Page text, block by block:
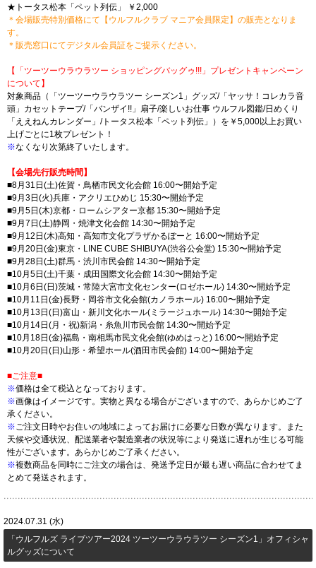
★トータス松本「ペット列伝」 ￥2,000
＊会場販売特別価格にて【ウルフルクラブ マニア会員限定】の販売となりま
す。
＊販売窓口にてデジタル会員証をご提示ください。
【「ツーツーウラウラツー ショッピングバッグゥ!!!」プレゼントキャンペーン
について】
対象商品（「ツーツーウラウラツー シーズン1」グッズ/「ヤッサ！コレカラ音
頭」カセットテープ/「バンザイ!!」扇子/楽しいお仕事 ウルフル図鑑/日めくり
「ええねんカレンダー」/トータス松本「ペット列伝」）を￥5,000以上お買い
上げごとに1枚プレゼント！
※なくなり次第終了いたします。
【会場先行販売時間】
■8月31日(土)佐賀・鳥栖市民文化会館 16:00〜開始予定
■9月3日(火)兵庫・アクリエひめじ 15:30〜開始予定
■9月5日(木)京都・ロームシアター京都 15:30〜開始予定
■9月7日(土)静岡・焼津文化会館 14:30〜開始予定
■9月12日(木)高知・高知市文化プラザかるぽーと 16:00〜開始予定
■9月20日(金)東京・LINE CUBE SHIBUYA(渋谷公会堂) 15:30〜開始予定
■9月28日(土)群馬・渋川市民会館 14:30〜開始予定
■10月5日(土)千葉・成田国際文化会館 14:30〜開始予定
■10月6日(日)茨城・常陸大宮市文化センター(ロゼホール) 14:30〜開始予定
■10月11日(金)長野・岡谷市文化会館(カノラホール) 16:00〜開始予定
■10月13日(日)富山・新川文化ホール(ミラージュホール) 14:30〜開始予定
■10月14日(月・祝)新潟・糸魚川市民会館 14:30〜開始予定
■10月18日(金)福島・南相馬市民文化会館(ゆめはっと) 16:00〜開始予定
■10月20日(日)山形・希望ホール(酒田市民会館) 14:00〜開始予定
■ご注意■
※価格は全て税込となっております。
※画像はイメージです。実物と異なる場合がございますので、あらかじめご了
承ください。
※ご注文日時やお住いの地域によってお届けに必要な日数が異なります。また
天候や交通状況、配送業者や製造業者の状況等により発送に遅れが生じる可能
性がございます。あらかじめご了承ください。
※複数商品を同時にご注文の場合は、発送予定日が最も遅い商品に合わせてま
とめて発送されます。
2024.07.31 (水)
​「ウルフルズ ライブツアー2024 ツーツーウラウラツー シーズン1」オフィシャ
ルグッズについて